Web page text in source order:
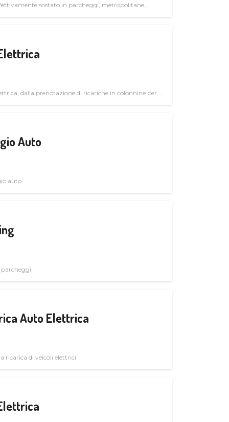
sostato in parcheggi, metropolitane,
dalla prenotazione di ricariche in colonnine per il
Auto
auto
Auto Elettrica
ricarica di veicoli elettrici